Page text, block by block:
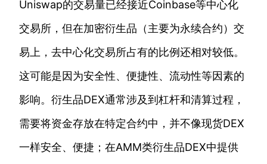
Uniswap的交易量已经接近Coinbase等中心化
交易所，但在加密衍生品（主要为永续合约）交
易上，去中心化交易所占有的比例还相对较低。
这可能是因为安全性、便捷性、流动性等因素的
影响。衍生品DEX通常涉及到杠杆和清算过程，
需要将资金存放在特定合约中，并不像现货DEX
一样安全、便捷；在AMM类衍生品DEX中提供